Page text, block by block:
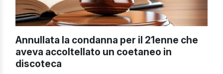
Annullata la condanna per il 21enne che
aveva accoltellato un coetaneo in
discoteca